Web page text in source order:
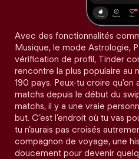
Avec des fonctionnalités
Musique, le mode Astrologie,
vérification de profil, Tinder
rencontre la plus populaire au
190 pays. Peux-tu croire qu'on
matchs depuis le début du
matchs, il y a une vraie
but. C’est l’endroit où tu vas
tu n’aurais pas croisés
compagnon de voyage, une
doucement pour devenir